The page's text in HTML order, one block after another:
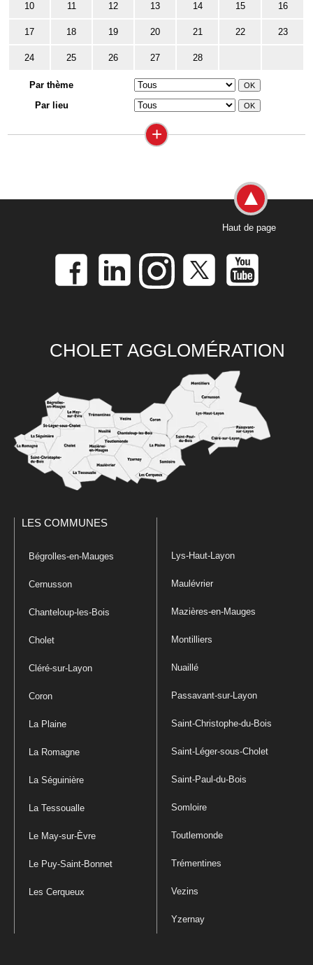
10 11 12 13 14 15 16
17 18 19 20 21 22 23
24 25 26 27 28
Par thème
Par lieu
+
Haut de page
CHOLET AGGLOMÉRATION
LES COMMUNES
Bégrolles-en-Mauges
Cernusson
Chanteloup-les-Bois
Cholet
Cléré-sur-Layon
Coron
La Plaine
La Romagne
La Séguinière
La Tessoualle
Le May-sur-Èvre
Le Puy-Saint-Bonnet
Les Cerqueux
Lys-Haut-Layon
Maulévrier
Mazières-en-Mauges
Montilliers
Nuaillé
Passavant-sur-Layon
Saint-Christophe-du-Bois
Saint-Léger-sous-Cholet
Saint-Paul-du-Bois
Somloire
Toutlemonde
Trémentines
Vezins
Yzernay